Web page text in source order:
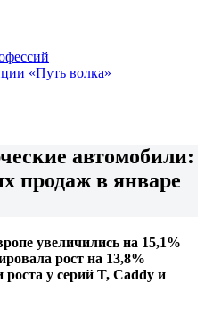
«Путь волка»
автомобили:
продаж в январе
увеличились на 15,1%
рост на 13,8%
у серий T, Caddy и